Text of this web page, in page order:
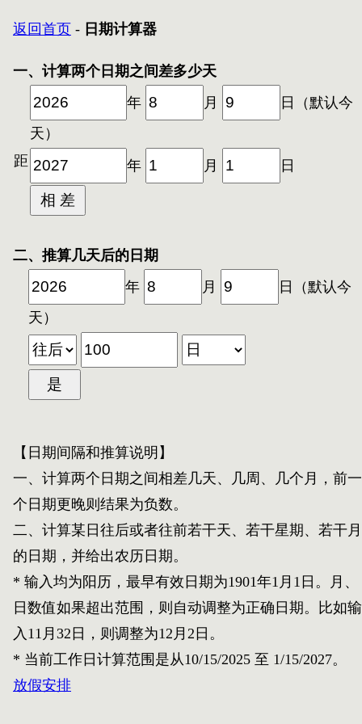
返回首页 - 日期计算器
一、计算两个日期之间差多少天
年
月
日（默认今
天）
距
年 月 日
二、推算几天后的日期
年
月
日（默认今
天）
【日期间隔和推算说明】
一、计算两个日期之间相差几天、几周、几个月，前一
个日期更晚则结果为负数。
二、计算某日往后或者往前若干天、若干星期、若干月
的日期，并给出农历日期。
* 输入均为阳历，最早有效日期为1901年1月1日。月、
日数值如果超出范围，则自动调整为正确日期。比如输
入11月32日，则调整为12月2日。
* 当前工作日计算范围是从10/15/2025 至 1/15/2027。
放假安排